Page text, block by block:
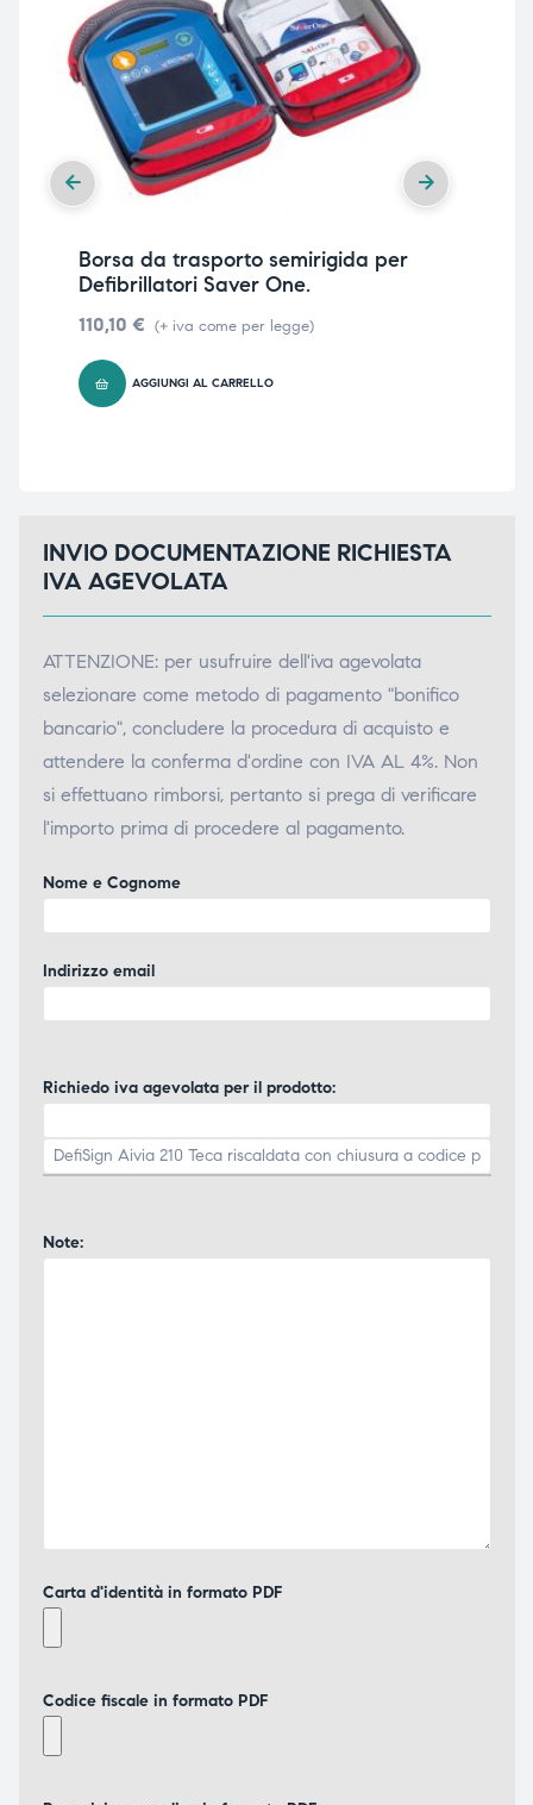
Borsa da trasporto semirigida per
Defibrillatori Saver One.
110,10 € (+ iva come per legge)
AGGIUNGI AL CARRELLO
INVIO DOCUMENTAZIONE RICHIESTA
IVA AGEVOLATA
ATTENZIONE: per usufruire dell'iva agevolata
selezionare come metodo di pagamento "bonifico
bancario", concludere la procedura di acquisto e
attendere la conferma d'ordine con IVA AL 4%. Non
si effettuano rimborsi, pertanto si prega di verificare
l'importo prima di procedere al pagamento.
Nome e Cognome
Indirizzo email
Richiedo iva agevolata per il prodotto:
Note:
Carta d'identità in formato PDF
Codice fiscale in formato PDF